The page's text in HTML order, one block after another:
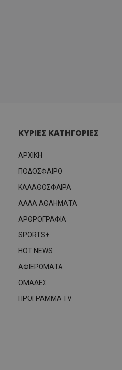
ΚΥΡΙΕΣ ΚΑΤΗΓΟΡΙΕΣ
ΑΡΧΙΚΗ
ΠΟΔΟΣΦΑΙΡΟ
ΚΑΛΑΘΟΣΦΑΙΡΑ
ΑΛΛΑ ΑΘΛΗΜΑΤΑ
ΑΡΘΡΟΓΡΑΦΙΑ
SPORTS+
HOT NEWS
ΑΦΙΕΡΩΜΑΤΑ
ΟΜΑΔΕΣ
ΠΡΟΓΡΑΜΜΑ TV